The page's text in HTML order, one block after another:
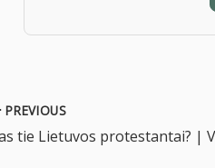
PREVIOUS